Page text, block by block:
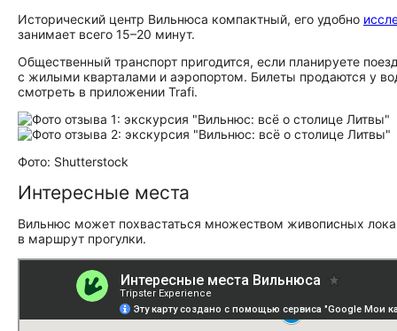
Исторический центр Вильнюса компактный, его удобно
занимает всего 15–20 минут.
Общественный транспорт пригодится, если планируете
с жилыми кварталами и аэропортом. Билеты продаются у
смотреть в приложении Trafi.
Фото: Shutterstock
Интересные места
Вильнюс может похвастаться множеством живописных
в маршрут прогулки.